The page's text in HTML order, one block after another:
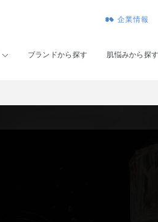
企業情報
ブランドから探す 肌悩みから探す